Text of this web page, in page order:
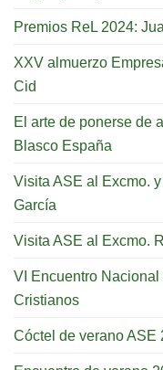
Premios ReL 2024:
XXV almuerzo
Cid
El arte de ponerse de
Blasco España
Visita ASE al Excmo.
García
Visita ASE al Excmo.
VI Encuentro
Cristianos
Cóctel de verano ASE